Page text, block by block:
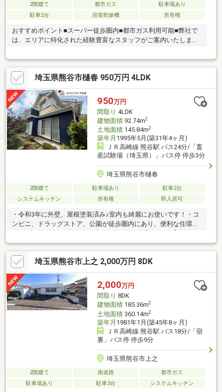
2階建て 都市ガス
駐車場あり
駐車2台
浴室乾燥機 所有権
おすすめポイント■スーパー徒歩圏内■都市ガス利用可能■弊社で
は、エリアに特化された経験豊富なスタッフがご案内いたしま
埼玉県熊谷市樋春 950万円 4LDK
950万円
間取り 4LDK
建物面積92.74m2
土地面積145.84m2
築年月 1995年5月(築31年4ヶ月)
ＪＲ高崎線 熊谷駅 バス24分/「畜
産試験場（埼玉県）」バス停 停歩3分
埼玉県熊谷市樋春
2階建て 駐車場あり
駐車2台
システムキッチン
所有権 即入居可
・令和3年に外壁、屋根塗装済み♪室内も綺麗にお使いです！・コ
ンビニ、ドラッグストア、公園が徒歩圏内にあり、便利な住環境
は以下の５つのことをお客様にお約束いたします】1.物件の善し
悪しは全て正直にお話しします。2.無理な売り込みや契約の催
促、突然の訪問等、しつこい営業はいたしません。3.契約したら
終わりではなくお引き渡し後、お引越し後もお客様のパートナー
であること。4.ウソやおとり広告は一切使いません。(データ更新
は迅速に行います。）5.お客様の個人情報は細心の注意を払って
取り扱います。
埼玉県熊谷市上之 2,000万円 8DK
2,000万円
間取り 8DK
建物面積185.36m2
土地面積360.14m2
築年月 1981年1月(築45年8ヶ月)
ＪＲ高崎線 熊谷駅 バス18分/「宿
裏」バス停 停歩9分
埼玉県熊谷市上之
2階建て 南道路
都市ガス
駐車場あり
駐車3台 システムキッチン